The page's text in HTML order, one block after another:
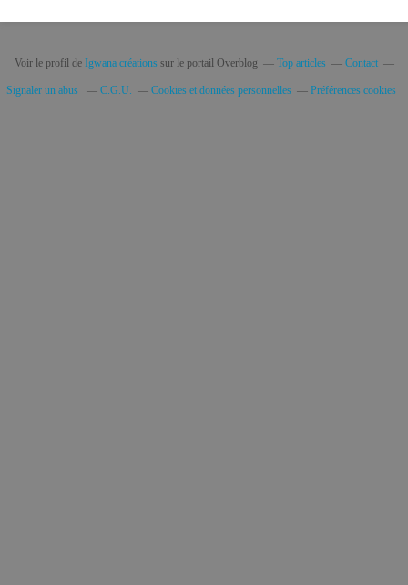
Voir le profil de Igwana créationssur le portail Overblog Top articles Contact
Signaler un abus C.G.U. Cookies et données personnelles Préférences cookies